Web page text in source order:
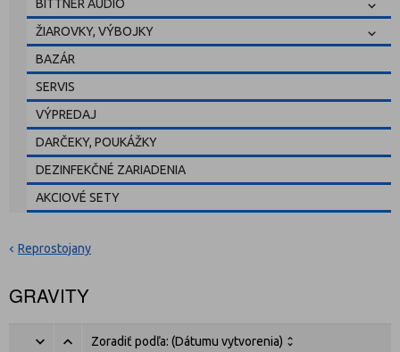
BITTNER AUDIO
ŽIAROVKY, VÝBOJKY
BAZÁR
SERVIS
VÝPREDAJ
DARČEKY, POUKÁŽKY
DEZINFEKČNÉ ZARIADENIA
AKCIOVÉ SETY
Reprostojany
GRAVITY
Zoradiť podľa: (Dátumu vytvorenia)